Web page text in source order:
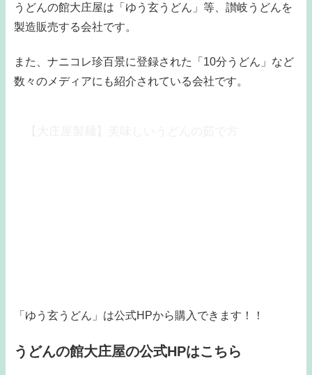
うどんの館大庄屋は「ゆう玄うどん」等、讃岐うどんを
製造販売する会社です。
また、ナニコレ珍百景に登録された「10分うどん」など
数々のメディアにも紹介されている会社です。
「ゆう玄うどん」は公式HPから購入できます！！
うどんの館大庄屋の公式HPはこちら